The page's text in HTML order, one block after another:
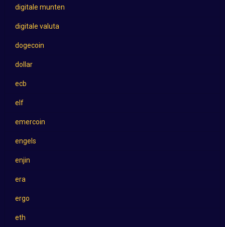
digitale munten
digitale valuta
dogecoin
dollar
ecb
elf
emercoin
engels
enjin
era
ergo
eth